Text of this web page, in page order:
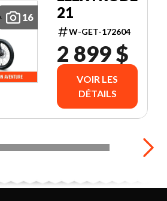
16
21
W-GET-172604
2 899 $
VOIR LES
DÉTAILS